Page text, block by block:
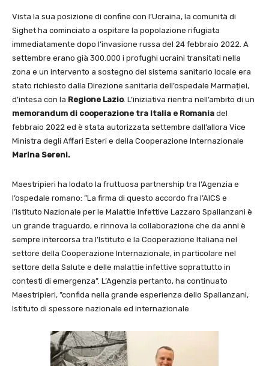
Vista la sua posizione di confine con l’Ucraina, la comunità di
Sighet ha cominciato a ospitare la popolazione rifugiata
immediatamente dopo l’invasione russa del 24 febbraio 2022. A
settembre erano già 300.000 i profughi ucraini transitati nella
zona e un intervento a sostegno del sistema sanitario locale era
stato richiesto dalla Direzione sanitaria dell’ospedale Marmației,
d’intesa con la Regione Lazio. L’iniziativa rientra nell’ambito di un
memorandum di cooperazione tra Italia e Romania del
febbraio 2022 ed è stata autorizzata settembre dall’allora Vice
Ministra degli Affari Esteri e della Cooperazione Internazionale
Marina Sereni.
Maestripieri ha lodato la fruttuosa partnership tra l’Agenzia e
l’ospedale romano: ”La firma di questo accordo fra l’AICS e
l’Istituto Nazionale per le Malattie Infettive Lazzaro Spallanzani è
un grande traguardo, e rinnova la collaborazione che da anni è
sempre intercorsa tra l’Istituto e la Cooperazione Italiana nel
settore della Cooperazione Internazionale, in particolare nel
settore della Salute e delle malattie infettive soprattutto in
contesti di emergenza”. L’Agenzia pertanto, ha continuato
Maestripieri, ”confida nella grande esperienza dello Spallanzani,
Istituto di spessore nazionale ed internazionale